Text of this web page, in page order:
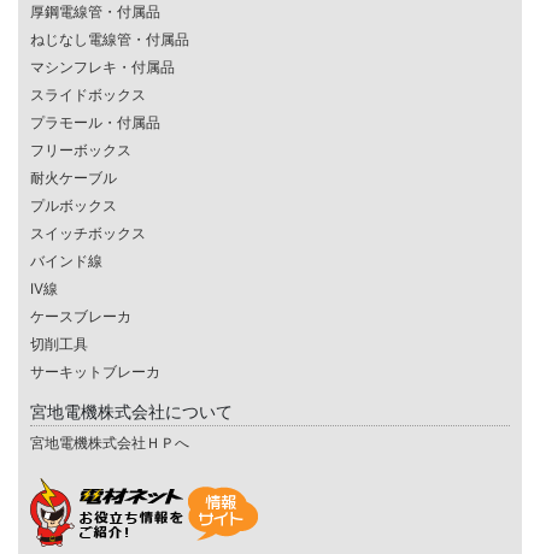
厚鋼電線管・付属品
ねじなし電線管・付属品
マシンフレキ・付属品
スライドボックス
プラモール・付属品
フリーボックス
耐火ケーブル
プルボックス
スイッチボックス
バインド線
IV線
ケースブレーカ
切削工具
サーキットブレーカ
宮地電機株式会社について
宮地電機株式会社ＨＰへ